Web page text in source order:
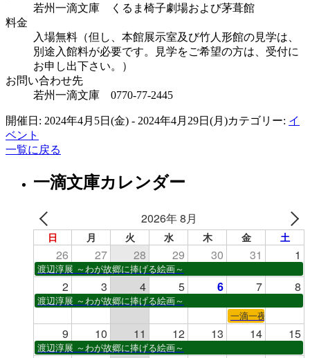
若州一滴文庫 くるま椅子劇場および茅葺館
料金
入場無料（但し、本館展示室及び竹人形館の見学は、
別途入館料が必要です。見学をご希望の方は、受付に
お申し出下さい。）
お問い合わせ先
若州一滴文庫 0770-77-2445
開催日: 2024年4月5日(金) - 2024年4月29日(月)カテゴリー: イ
ベント
一覧に戻る
一滴文庫カレンダー
2026年 8月
日 月 火 水 木 金 土
26 27 28 29 30 31 1
渡辺淳展 ～わが故郷に捧げる絵画～
2 3 4 5 6 7 8
渡辺淳展 ～わが故郷に捧げる絵画～
一滴一夜
9 10 11 12 13 14 15
渡辺淳展 ～わが故郷に捧げる絵画～